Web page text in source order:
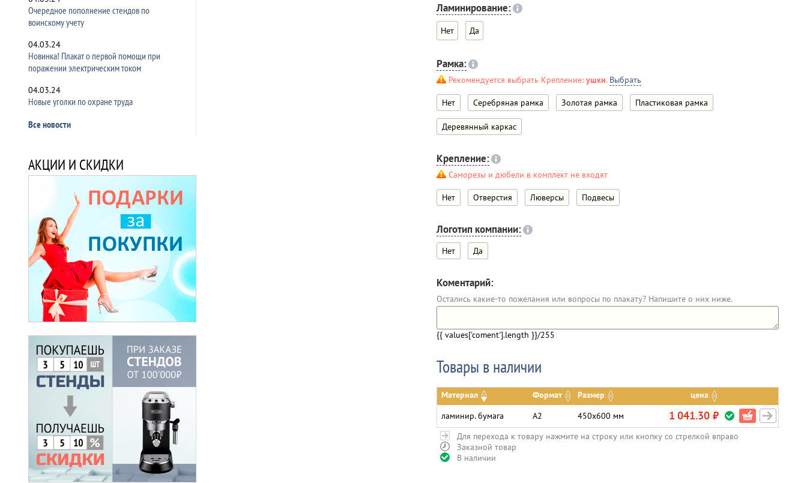
Очередное пополнение стендов по
воинскому учету
04.03.24
Новинка! Плакат о первой помощи при
поражении электрическим током
04.03.24
Новые уголки по охране труда
Все новости
АКЦИИ И СКИДКИ
Ламинирование:
Нет Да
Рамка:
Рекомендуется выбрать Крепление: ушки. Выбрать
Нет Серебряная рамка Золотая рамка Пластиковая рамка
Деревянный каркас
Крепление:
Саморезы и дюбели в комплект не входят
Нет Отверстия Люверсы Подвесы
Логотип компании:
Нет Да
Коментарий:
Остались какие-то пожелания или вопросы по плакату? Напишите о них ниже.
{{ values['coment'].length }}/255
Товары в наличии
Материал Формат Размер
цена
ламинир. бумага
А2 450х600 мм 1 041.30 ₽
Для перехода к товару нажмите на строку или кнопку со стрелкой вправо
Заказной товар
В наличии